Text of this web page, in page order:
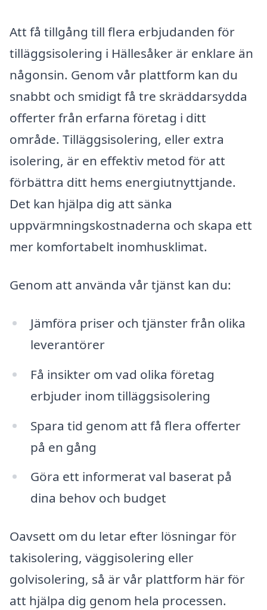
Att få tillgång till flera erbjudanden för
tilläggsisolering i Hällesåker är enklare än
någonsin. Genom vår plattform kan du
snabbt och smidigt få tre skräddarsydda
offerter från erfarna företag i ditt
område. Tilläggsisolering, eller extra
isolering, är en effektiv metod för att
förbättra ditt hems energiutnyttjande.
Det kan hjälpa dig att sänka
uppvärmningskostnaderna och skapa ett
mer komfortabelt inomhusklimat.
Genom att använda vår tjänst kan du:
Jämföra priser och tjänster från olika
leverantörer
Få insikter om vad olika företag
erbjuder inom tilläggsisolering
Spara tid genom att få flera offerter
på en gång
Göra ett informerat val baserat på
dina behov och budget
Oavsett om du letar efter lösningar för
takisolering, väggisolering eller
golvisolering, så är vår plattform här för
att hjälpa dig genom hela processen.